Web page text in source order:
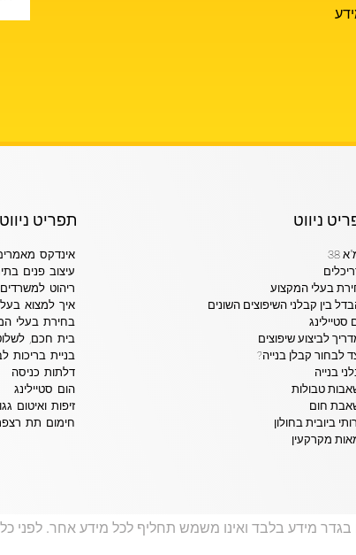
ניווט
38
בעלי המקצוע
בין קבלני השיפוצים השונים
סטיילינג
לביצוע שיפוצים
לבחור קבלן בנייה?
בנייה
טבולות
חום
ביובית בחולון
מקרקעין
תפריט ניווט
אינדקס
עיצוב פנים
ריהוט
איך למצוא
בחירת בעלי
בית חכם,
בניית בריכות
דלתות כניסה
הום סטיילינג
זיפות ואיטום
חימום תת
בגדר מידע בלבד ואינו משמש תחליף לכל מידע אחר. לפני